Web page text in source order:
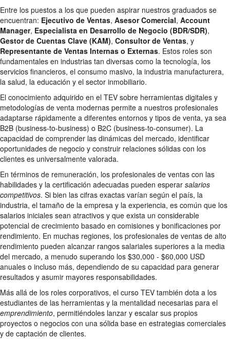
Entre los puestos a los que pueden aspirar nuestros graduados se
encuentran: Ejecutivo de Ventas, Asesor Comercial, Account
Manager, Especialista en Desarrollo de Negocio (BDR/SDR),
Gestor de Cuentas Clave (KAM), Consultor de Ventas, y
Representante de Ventas Internas o Externas. Estos roles son
fundamentales en industrias tan diversas como la tecnología, los
servicios financieros, el consumo masivo, la industria manufacturera,
la salud, la educación y el sector inmobiliario.
El conocimiento adquirido en el TEV sobre herramientas digitales y
metodologías de venta modernas permite a nuestros profesionales
adaptarse rápidamente a diferentes entornos y tipos de venta, ya sea
B2B (business-to-business) o B2C (business-to-consumer). La
capacidad de comprender las dinámicas del mercado, identificar
oportunidades de negocio y construir relaciones sólidas con los
clientes es universalmente valorada.
En términos de remuneración, los profesionales de ventas con las
habilidades y la certificación adecuadas pueden esperar salarios
competitivos. Si bien las cifras exactas varían según el país, la
industria, el tamaño de la empresa y la experiencia, es común que los
salarios iniciales sean atractivos y que exista un considerable
potencial de crecimiento basado en comisiones y bonificaciones por
rendimiento. En muchas regiones, los profesionales de ventas de alto
rendimiento pueden alcanzar rangos salariales superiores a la media
del mercado, a menudo superando los $30,000 - $60,000 USD
anuales o incluso más, dependiendo de su capacidad para generar
resultados y asumir mayores responsabilidades.
Más allá de los roles corporativos, el curso TEV también dota a los
estudiantes de las herramientas y la mentalidad necesarias para el
emprendimiento, permitiéndoles lanzar y escalar sus propios
proyectos o negocios con una sólida base en estrategias comerciales
y de captación de clientes.